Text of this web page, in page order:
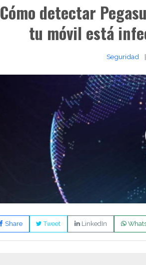
Cómo detectar
tu móvil está
Seguridad |
Share Tweet LinkedIn